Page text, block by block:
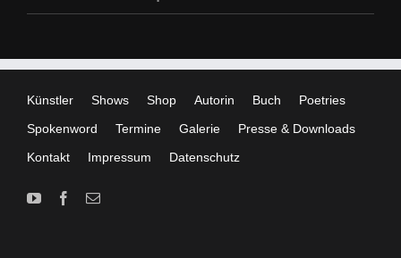
Künstler Shows Shop Autorin Buch
Poetries
Spokenword
Termine Galerie
Presse & Downloads
Kontakt
Impressum Datenschutz